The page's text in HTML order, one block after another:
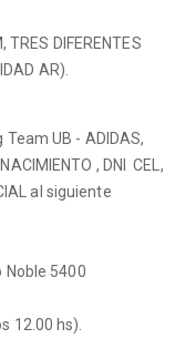
TRES DIFERENTES
AR).
UB - ADIDAS,
, DNI CEL,
al siguiente
Noble 5400
12.00 hs).